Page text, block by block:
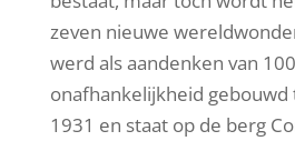
zeven nieuwe
werd als aandenken van
onafhankelijkheid gebouwd
1931 en staat op de berg